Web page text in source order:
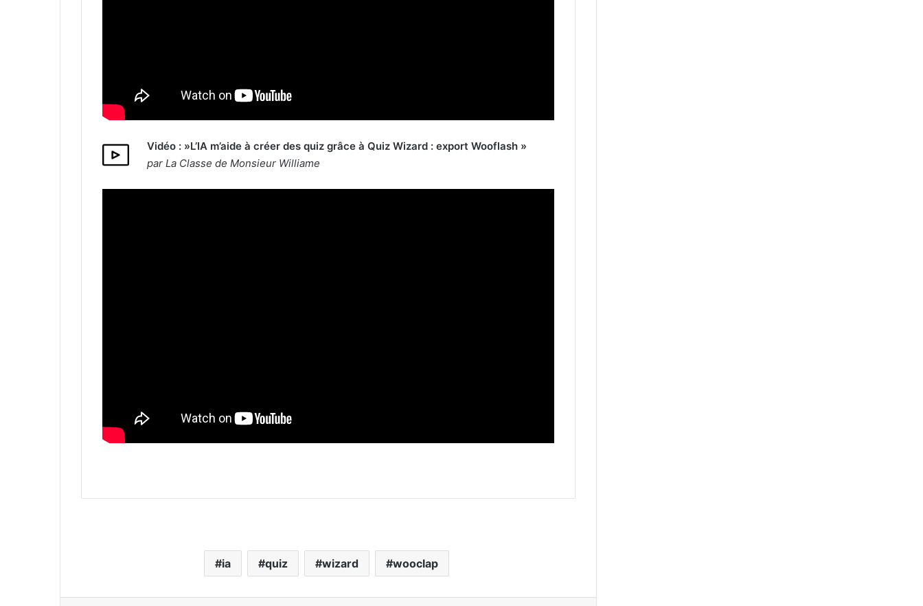
Vidéo : »L’IA m’aide à créer des quiz grâce à Quiz Wizard : export Wooflash »
par La Classe de Monsieur Williame
ia quiz wizard wooclap